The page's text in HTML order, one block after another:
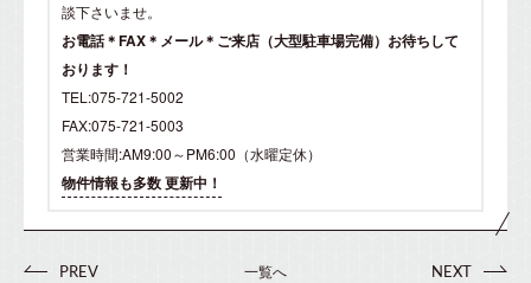
談下さいませ。
お電話＊FAX＊メール＊ご来店（大型駐車場完備）お待ちして
おります！
TEL:075-721-5002
FAX:075-721-5003
営業時間:AM9:00～PM6:00（水曜定休）
物件情報も多数 更新中！
PREV 一覧へ NEXT